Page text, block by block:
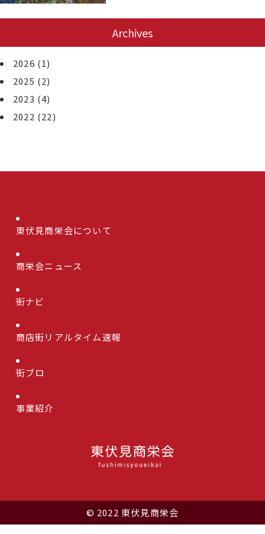
Archives
2026 (1)
2025 (2)
2023 (4)
2022 (22)
東伏見商栄会について
商栄会ニュース
街ナビ
商店街リアルタイム速報
街ブロ
事業紹介
© 2022 東伏見商栄会